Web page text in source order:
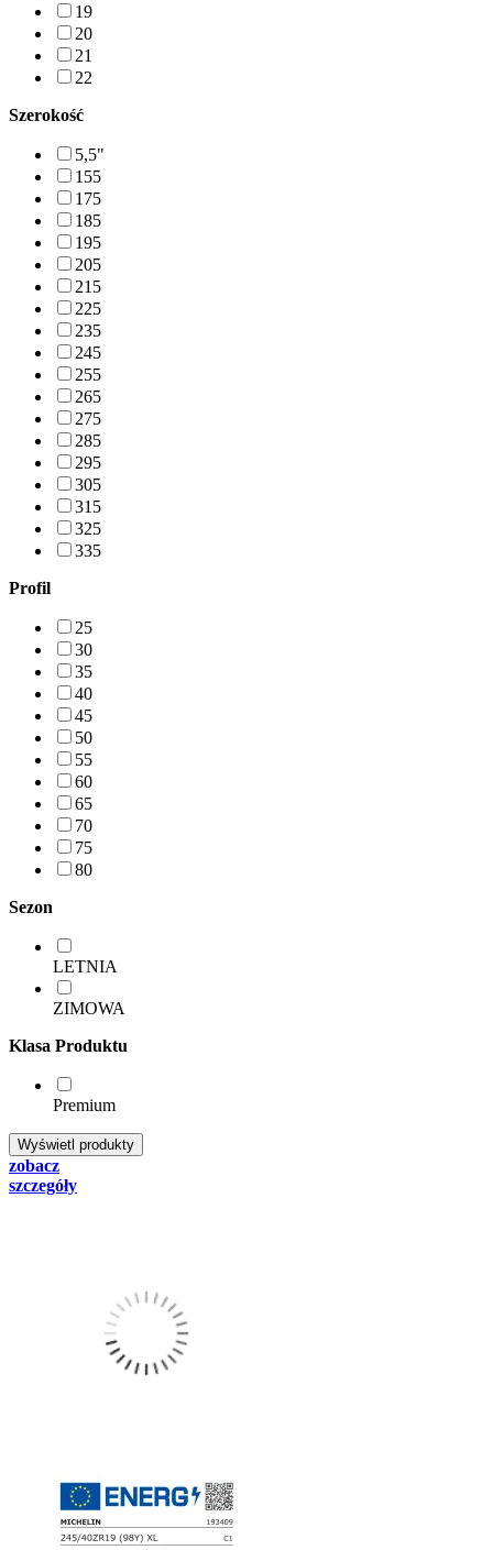
19
20
21
22
Szerokość
5,5"
155
175
185
195
205
215
225
235
245
255
265
275
285
295
305
315
325
335
Profil
25
30
35
40
45
50
55
60
65
70
75
80
Sezon
LETNIA
ZIMOWA
Klasa Produktu
Premium
zobacz
szczegóły